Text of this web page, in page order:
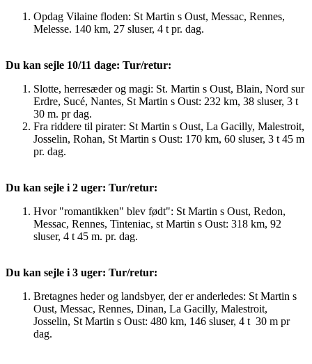
Opdag Vilaine floden: St Martin s Oust, Messac, Rennes,
Melesse. 140 km, 27 sluser, 4 t pr. dag.
Du kan sejle 10/11 dage: Tur/retur:
Slotte, herresæder og magi: St. Martin s Oust, Blain, Nord sur
Erdre, Sucé, Nantes, St Martin s Oust: 232 km, 38 sluser, 3 t
30 m. pr dag.
Fra riddere til pirater: St Martin s Oust, La Gacilly, Malestroit,
Josselin, Rohan, St Martin s Oust: 170 km, 60 sluser, 3 t 45 m
pr. dag.
Du kan sejle i 2 uger: Tur/retur:
Hvor "romantikken" blev født": St Martin s Oust, Redon,
Messac, Rennes, Tinteniac, st Martin s Oust: 318 km, 92
sluser, 4 t 45 m. pr. dag.
Du kan sejle i 3 uger: Tur/retur:
Bretagnes heder og landsbyer, der er anderledes: St Martin s
Oust, Messac, Rennes, Dinan, La Gacilly, Malestroit,
Josselin, St Martin s Oust: 480 km, 146 sluser, 4 t 30 m pr
dag.